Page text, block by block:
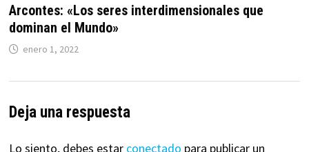
Arcontes: «Los seres interdimensionales que
dominan el Mundo»
enero 1, 2022
Deja una respuesta
Lo siento, debes estar conectado para publicar un